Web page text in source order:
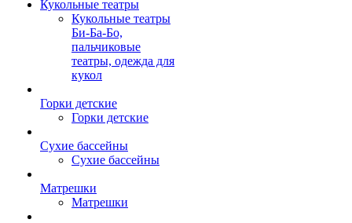
Кукольные театры
Кукольные театры
Би-Ба-Бо,
пальчиковые
театры, одежда для
кукол
Горки детские
Горки детские
Сухие бассейны
Сухие бассейны
Матрешки
Матрешки